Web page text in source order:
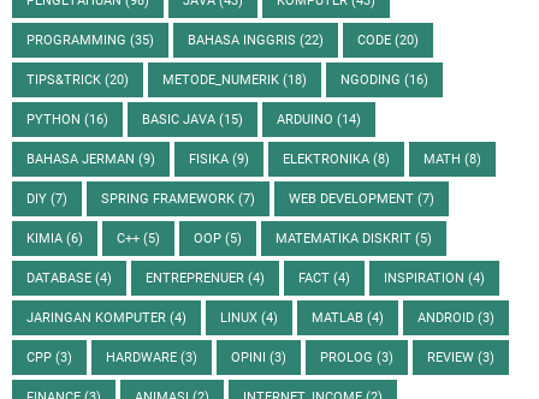
PROGRAMMING (35) BAHASA INGGRIS (22) CODE (20)
TIPS&TRICK (20) METODE_NUMERIK (18) NGODING (16)
PYTHON (16) BASIC JAVA (15) ARDUINO (14)
BAHASA JERMAN (9) FISIKA (9) ELEKTRONIKA (8) MATH (8)
DIY (7) SPRING FRAMEWORK (7) WEB DEVELOPMENT (7)
KIMIA (6) C++ (5) OOP (5) MATEMATIKA DISKRIT (5)
DATABASE (4) ENTREPRENUER (4) FACT (4) INSPIRATION (4)
JARINGAN KOMPUTER (4) LINUX (4) MATLAB (4) ANDROID (3)
CPP (3) HARDWARE (3) OPINI (3) PROLOG (3) REVIEW (3)